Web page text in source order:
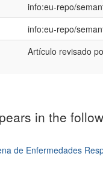
info:eu-repo/
info:eu-repo/
Artículo revisado
in the
de Enfermedades